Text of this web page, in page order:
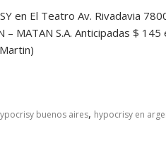
en El Teatro Av. Rivadavia
– MATAN S.A. Anticipadas $
Martin)
buenos aires, hypocrisy en